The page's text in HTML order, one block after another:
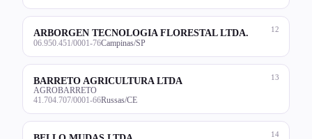
12
ARBORGEN TECNOLOGIA FLORESTAL LTDA.
06.950.451/0001-76Campinas/SP
13
BARRETO AGRICULTURA LTDA
AGROBARRETO
41.704.707/0001-66Russas/CE
14